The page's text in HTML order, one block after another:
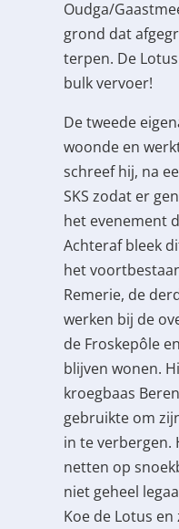
Oudga/
grond dat
terpen. De
bulk vervoer!
De tweede
woonde en
schreef hij, na
SKS zodat er
het evenement
Achteraf bleek
het
Remerie, de
werken bij de
de Froskepôle
blijven wonen.
kroegbaas
gebruikte om
in te verbergen.
netten op
niet geheel
Koe de Lotus